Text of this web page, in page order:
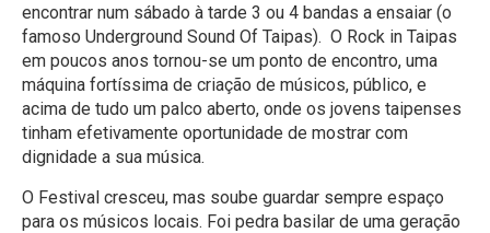
encontrar num sábado à tarde 3 ou 4 bandas a ensaiar (o
famoso Underground Sound Of Taipas). O Rock in Taipas
em poucos anos tornou-se um ponto de encontro, uma
máquina fortíssima de criação de músicos, público, e
acima de tudo um palco aberto, onde os jovens taipenses
tinham efetivamente oportunidade de mostrar com
dignidade a sua música.
O Festival cresceu, mas soube guardar sempre espaço
para os músicos locais. Foi pedra basilar de uma geração